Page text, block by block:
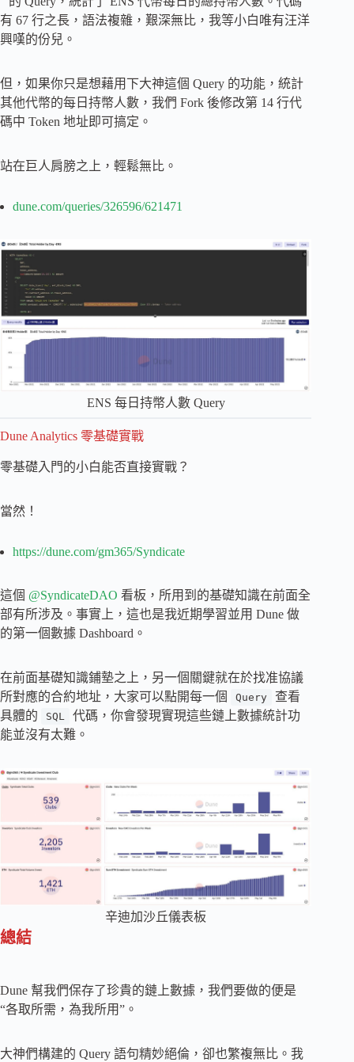
有 67 行之長，語法複雜，艱深無比，我等小白唯有汪洋
興嘆的份兒。
但，如果你只是想藉用下大神這個 Query 的功能，統計
其他代幣的每日持幣人數，我們 Fork 後修改第 14 行代
碼中 Token 地址即可搞定。
站在巨人肩膀之上，輕鬆無比。
dune.com/queries/326596/621471
ENS 每日持幣人數 Query
Dune Analytics 零基礎實戰
零基礎入門的小白能否直接實戰？
當然！
https://dune.com/gm365/Syndicate
這個 @SyndicateDAO 看板，所用到的基礎知識在前面全
部有所涉及。事實上，這也是我近期學習並用 Dune 做
的第一個數據 Dashboard。
在前面基礎知識鋪墊之上，另一個關鍵就在於找准協議
所對應的合約地址，大家可以點開每一個
Query
查看
具體的
SQL
代碼，你會發現實現這些鏈上數據統計功
能並沒有太難。
辛迪加沙丘儀表板
總結
Dune 幫我們保存了珍貴的鏈上數據，我們要做的便是
“各取所需，為我所用”。
大神們構建的 Query 語句精妙絕倫，卻也繁複無比。我